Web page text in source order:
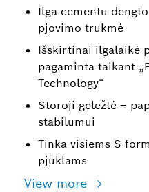
Ilga cementu
pjovimo trukmė
Išskirtinai ilgalaikė
pagaminta taikant
Technology“
Storoji geležtė –
stabilumui
Tinka visiems S
pjūklams
View more